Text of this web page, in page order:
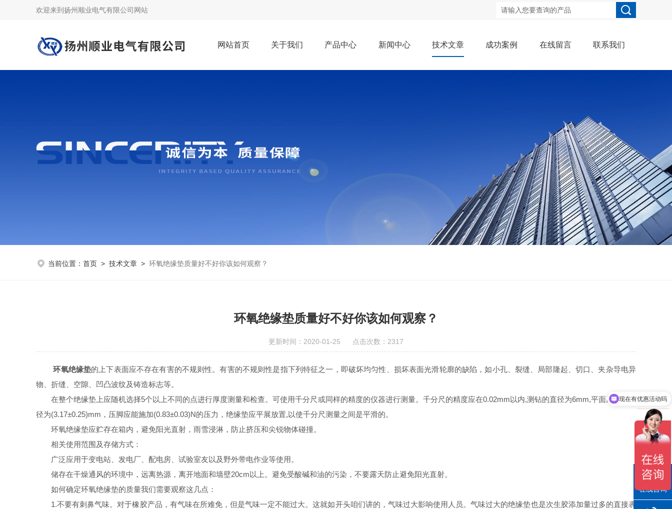
欢迎来到 扬州顺业电气有限公司网站
网站首页 关于我们 产品中心 新闻中心 技术文章 成功案例 在线留言 联系我们
当前位置： 首页 > 技术文章 > 环氧绝缘垫质量好不好你该如何观察？
环氧绝缘垫质量好不好你该如何观察？
更新时间：2020-01-25 点击次数：2317
环氧绝缘垫的上下表面应不存在有害的不规则性。有害的不规则性是指下列特征之一，即破坏均匀性、损坏表面光滑轮廓的缺陷，如小孔、裂缝、局部隆起、切口、夹杂导电异
物、折缝、空隙、凹凸波纹及铸造标志等。
在整个绝缘垫上应随机选择5个以上不同的点进行厚度测量和检查。可使用千分尺或同样的精度的仪器进行测量。千分尺的精度应在0.02mm以内,测钻的直径为6mm,平面压脚的直
径为(3.17±0.25)mm，压脚应能施加(0.83±0.03)N的压力，绝缘垫应平展放置,以使千分尺测量之间是平滑的。
环氧绝缘垫应贮存在箱内，避免阳光直射，雨雪浸淋，防止挤压和尖锐物体碰撞。
相关使用范围及存储方式：
广泛应用于变电站、发电厂、配电房、试验室友以及野外带电作业等使用。
储存在干燥通风的环境中，远离热源，离开地面和墙壁20cm以上。避免受酸碱和油的污染，不要露天防止避免阳光直射。
如何确定环氧绝缘垫的质量我们需要观察这几点：
1.不要有刺鼻气味。对于橡胶产品，有气味在所难免，但是气味一定不能过大。这就如开头咱们讲的，气味过大影响使用人员。气味过大的绝缘垫也是次生胶添加量过多的直接表
在线咨询
可以介绍下你们的产品么